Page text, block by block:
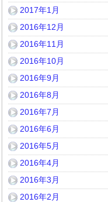
2017年1月
2016年12月
2016年11月
2016年10月
2016年9月
2016年8月
2016年7月
2016年6月
2016年5月
2016年4月
2016年3月
2016年2月